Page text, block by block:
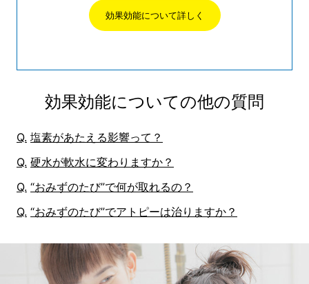
効果効能について詳しく
効果効能についての他の質問
塩素があたえる影響って？
硬水が軟水に変わりますか？
“おみずのたび”で何が取れるの？
“おみずのたび”でアトピーは治りますか？